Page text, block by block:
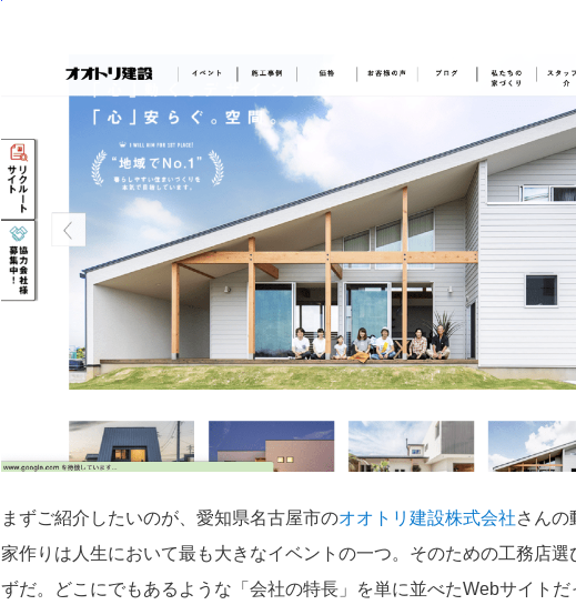
まずご紹介したいのが、愛知県名古屋市のオオトリ建設株式会社さんの
家作りは人生において最も大きなイベントの一つ。そのための工務店
ずだ。どこにでもあるような「会社の特長」を単に並べたWebサイト